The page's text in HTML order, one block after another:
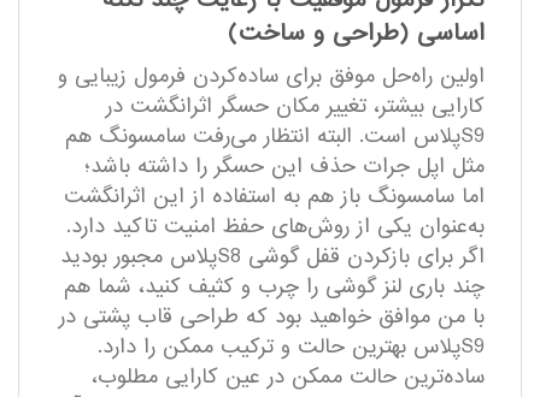
اساسی (طراحی و ساخت)
اولین راه‌حل موفق برای ساده‌کردن فرمول زیبایی و
کارایی بیشتر، تغییر مکان حسگر اثرانگشت در
S9پلاس است. البته انتظار می‌رفت سامسونگ هم
مثل اپل جرات حذف این حسگر را داشته باشد؛
اما سامسونگ باز هم به استفاده از این اثرانگشت
به‌عنوان یکی از روش‌های حفظ امنیت تاکید دارد.
اگر برای بازکردن قفل گوشی S8پلاس مجبور بودید
چند باری لنز گوشی را چرب و کثیف کنید، شما هم
با من موافق خواهید بود که طراحی قاب پشتی در
S9پلاس بهترین حالت و ترکیب ممکن را دارد.
ساده‌ترین حالت ممکن در عین کارایی مطلوب،